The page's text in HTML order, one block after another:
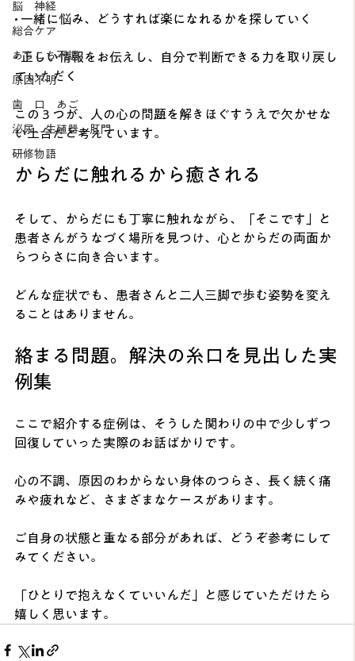
脳 神経
総合ケア
あちこち不調
原因不明
歯 口 あご
泌尿、生殖器、肛門
研修物語
• 一緒に悩み、どうすれば楽になれるかを探していく
• 正しい情報をお伝えし、自分で判断できる力を取り戻し
ていただく
この３つが、人の心の問題を解きほぐすうえで欠かせな
い土台だと考えています。
からだに触れるから癒される
そして、からだにも丁寧に触れながら、「そこです」と
患者さんがうなづく場所を見つけ、心とからだの両面か
らつらさに向き合います。
どんな症状でも、患者さんと二人三脚で歩む姿勢を変え
ることはありません。
絡まる問題。解決の糸口を見出した実
例集
ここで紹介する症例は、そうした関わりの中で少しずつ
回復していった実際のお話ばかりです。
心の不調、原因のわからない身体のつらさ、長く続く痛
みや疲れなど、さまざまなケースがあります。
ご自身の状態と重なる部分があれば、どうぞ参考にして
みてください。
「ひとりで抱えなくていいんだ」と感じていただけたら
嬉しく思います。